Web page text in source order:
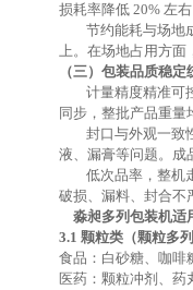
损耗率降低 20% 左
节约能耗与场地
上。在场地占用方面
（三）包装品质稳
计量精度精准可
同步，整批产品重
封口与外观一致
液、漏膏等问题。成
低次品率 ， 整机
破损、漏料、封合不
淼昶多列包装机适
3.1 颗粒类（颗粒多
食品：白砂糖、咖啡
医药：颗粒冲剂、药